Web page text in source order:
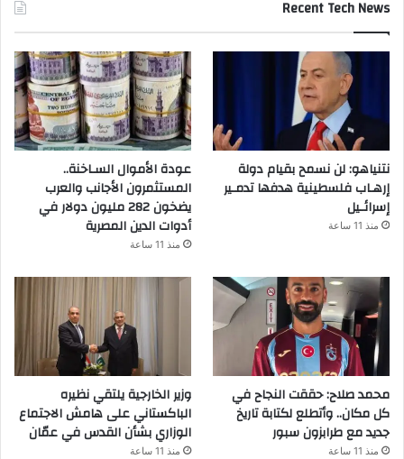
Recent Tech News
نتنياهو: لن نسمح بقيام دولة
إرهـاب فلسطينية هدفها تدمـير
إسرائـيل
منذ 11 ساعة
عودة الأموال السـاخنة..
المستثمرون الأجانب والعرب
يضخون 282 مليون دولار في
أدوات الدين المصرية
منذ 11 ساعة
محمد صلاح: حققت النجاح في
كل مكان.. وأتطلع لكتابة تاريخ
جديد مع طرابزون سبور
منذ 11 ساعة
وزير الخارجية يلتقي نظيره
الباكستاني على هامش الاجتماع
الوزاري بشأن القدس في عمّان
منذ 11 ساعة